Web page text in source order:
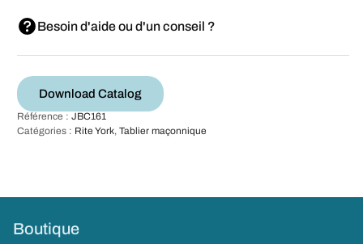
Besoin d'aide ou d'un conseil ?
Download Catalog
Référence : JBC161
Catégories : Rite York, Tablier maçonnique
Boutique